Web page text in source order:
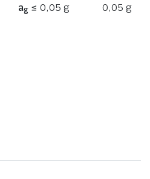
ag≤ 0,05 g 0,05 g